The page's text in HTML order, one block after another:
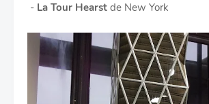
- La Tour Hearst de New York